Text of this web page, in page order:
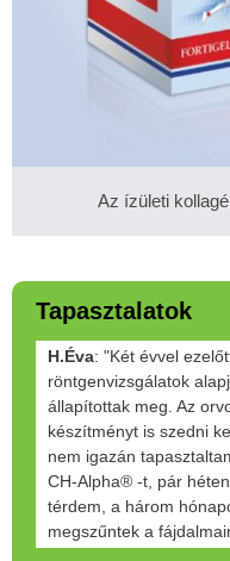
Az ízületi
Tapasztalatok
H.Éva: "Két évvel
röntgenvizsgálatok
állapítottak meg. Az
készítményt is szedni
nem igazán
CH-Alpha® -t, pár
térdem, a három
megszűntek a